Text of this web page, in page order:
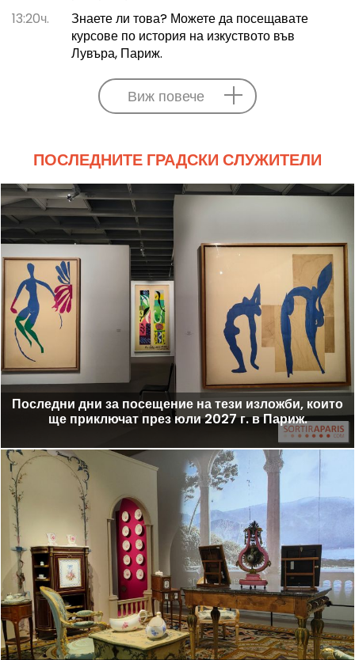
13:20ч.
Знаете ли това? Можете да посещавате
курсове по история на изкуството във
Лувъра, Париж.
Виж повече
ПОСЛЕДНИТЕ ГРАДСКИ СЛУЖИТЕЛИ
Последни дни за посещение на тези изложби, които
ще приключат през юли 2027 г. в Париж.